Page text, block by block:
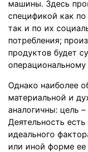
машины. Здесь
спецификой как
так и по их
потребления;
продуктов будет
операциональному
Однако наиболее
материальной и
аналогичны: цель
Деятельность
идеального
или иной форме ее